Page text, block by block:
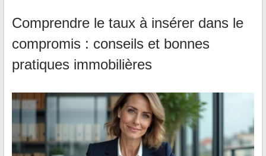
Comprendre le taux à insérer dans le
compromis : conseils et bonnes
pratiques immobilières